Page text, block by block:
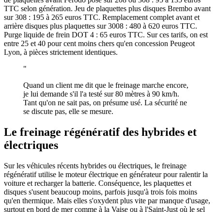
TTC selon génération. Jeu de plaquettes plus disques Brembo avant
sur 308 : 195 à 265 euros TTC. Remplacement complet avant et
arrière disques plus plaquettes sur 3008 : 480 à 620 euros TTC.
Purge liquide de frein DOT 4 : 65 euros TTC. Sur ces tarifs, on est
entre 25 et 40 pour cent moins chers qu'en concession Peugeot
Lyon, à pièces strictement identiques.
"
Quand un client me dit que le freinage marche encore,
je lui demande s'il l'a testé sur 80 mètres à 90 km/h.
Tant qu'on ne sait pas, on présume usé. La sécurité ne
se discute pas, elle se mesure.
Le freinage régénératif des hybrides et
électriques
Sur les véhicules récents hybrides ou électriques, le freinage
régénératif utilise le moteur électrique en générateur pour ralentir la
voiture et recharger la batterie. Conséquence, les plaquettes et
disques s'usent beaucoup moins, parfois jusqu'à trois fois moins
qu'en thermique. Mais elles s'oxydent plus vite par manque d'usage,
surtout en bord de mer comme à la Vaise ou à l'Saint-Just où le sel